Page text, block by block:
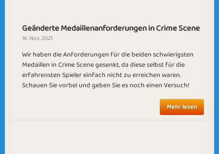
Geänderte Medaillenanforderungen in Crime Scene
16. Nov, 2021
Wir haben die Anforderungen für die beiden schwierigsten
Medaillen in Crime Scene gesenkt, da diese selbst für die
erfahrensten Spieler einfach nicht zu erreichen waren.
Schauen Sie vorbei und geben Sie es noch einen Versuch!
Mehr lesen